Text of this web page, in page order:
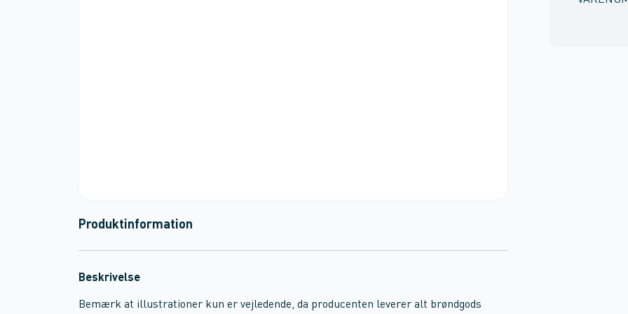
Produktinformation
Beskrivelse
Bemærk at illustrationer kun er vejledende, da producenten leverer alt brøndgods